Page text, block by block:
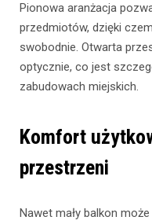
Pionowa aranżacja
przedmiotów, dzięki
swobodnie. Otwarta
optycznie, co jest
zabudowach miejskich.
Komfort
przestrzeni
Nawet mały balkon